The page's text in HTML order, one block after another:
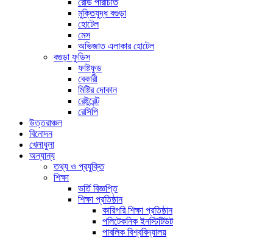
রোড পরিচিতি
মুক্তিযুদ্ধ বগুড়া
হোটেল
মেস
অভিজাত এলাকার হোটেল
বগুড়া ফুডিস
ফাষ্টফুড
বেকারী
মিষ্টির দোকান
রেষ্টুরেন্ট
রেসিপি
উত্তরাঞ্চল
বিনোদন
খেলাধুলা
অন্যান্য
তথ্য ও প্রযুক্তি
শিক্ষা
ভর্তি বিজ্ঞপ্তি
শিক্ষা প্রতিষ্ঠান
কারিগরি শিক্ষা প্রতিষ্ঠান
পলিটেকনিক ইনস্টিটিউট
পাবলিক বিশ্ববিদ্যালয়